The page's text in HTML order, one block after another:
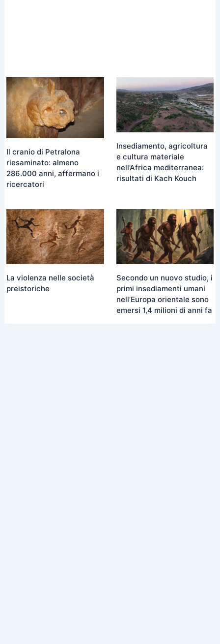
Il cranio di Petralona
riesaminato: almeno
286.000 anni, affermano i
ricercatori
Insediamento, agricoltura
e cultura materiale
nell’Africa mediterranea:
risultati di Kach Kouch
La violenza nelle società
preistoriche
Secondo un nuovo studio, i
primi insediamenti umani
nell’Europa orientale sono
emersi 1,4 milioni di anni fa